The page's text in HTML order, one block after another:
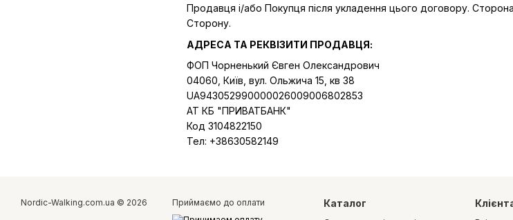
Продавця і/або Покупця після укладення цього договору.
Сторону.
АДРЕСА ТА РЕКВІЗИТИ ПРОДАВЦЯ:
ФОП Чорненький Євген Олександрович
04060, Київ, вул. Ольжича 15, кв 38
UA943052990000026009006802853
АТ КБ "ПРИВАТБАНК"
Код 3104822150
Тел: +38630582149
Nordic-Walking.com.ua © 2026 Приймаємо до оплати Каталог